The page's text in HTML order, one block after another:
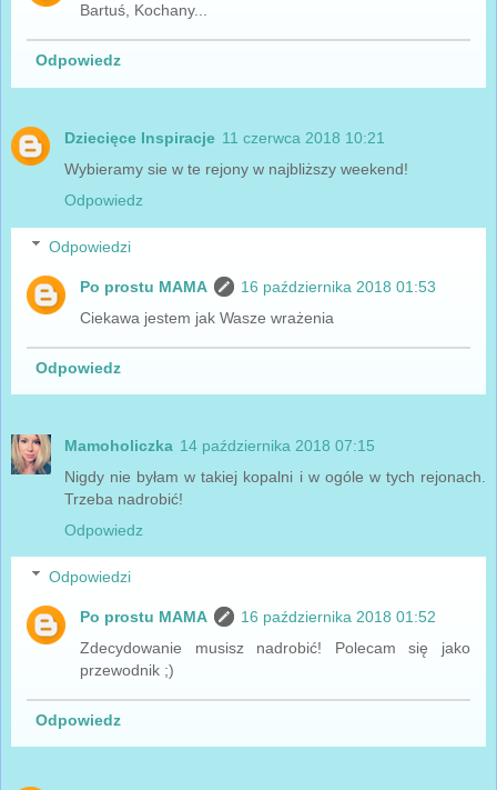
Bartuś, Kochany...
Odpowiedz
Dziecięce Inspiracje 11 czerwca 2018 10:21
Wybieramy sie w te rejony w najbliższy weekend!
Odpowiedz
Odpowiedzi
Po prostu MAMA
16 października 2018 01:53
Ciekawa jestem jak Wasze wrażenia
Odpowiedz
Mamoholiczka 14 października 2018 07:15
Nigdy nie byłam w takiej kopalni i w ogóle w tych rejonach.
Trzeba nadrobić!
Odpowiedz
Odpowiedzi
Po prostu MAMA
16 października 2018 01:52
Zdecydowanie musisz nadrobić! Polecam się jako
przewodnik ;)
Odpowiedz